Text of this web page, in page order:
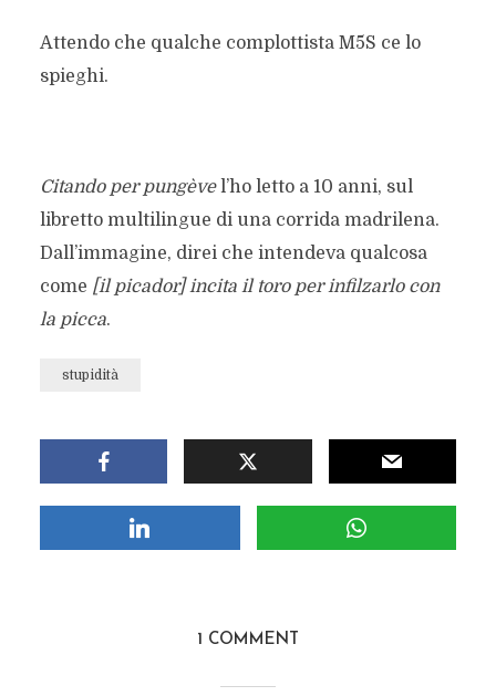
Attendo che qualche complottista M5S ce lo
spieghi.
Citando per pungèvel’ho letto a 10 anni, sul
libretto multilingue di una corrida madrilena.
Dall’immagine, direi che intendeva qualcosa
come [il picador] incita il toro per infilzarlo con
la picca.
stupidità
1 COMMENT